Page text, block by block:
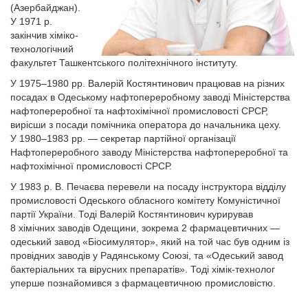
(Азербайджан).
У 1971 р.
закінчив хіміко-
технологічний
факультет Ташкентського політехнічного інституту.
У 1975–1980 рр. Валерій Костянтинович працював на різних
посадах в Одеському нафтопереробному заводі Міністерства
нафтопереробної та нафтохімічної промисловості СРСР,
вирісши з посади помічника оператора до начальника цеху.
У 1980–1983 рр. — секретар партійної організації
Нафтопереробного заводу Міністерства нафтопереробної та
нафтохімічної промисловості СРСР.
У 1983 р. В. Печаєва перевели на посаду інструктора відділу
промисловості Одеського обласного комітету Комуністичної
партії України. Тоді Валерій Костянтинович курирував
8 хімічних заводів Одещини, зокрема 2 фармацевтичних —
одеський завод «Біосимулятор», який на той час був одним із
провідних заводів у Радянському Союзі, та «Одеський завод
бактеріальних та вірусних препаратів». Тоді хімік-технолог
уперше познайомився з фармацевтичною промисловістю.